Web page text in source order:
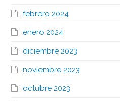
febrero 2024
enero 2024
diciembre 2023
noviembre 2023
octubre 2023